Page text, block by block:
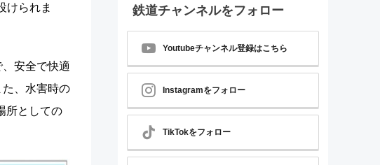
けられま
安全で快適
、水害時の
所としての
鉄道チャンネルをフォロー
Youtubeチャンネル登録はこちら
Instagramをフォロー
TikTokをフォロー